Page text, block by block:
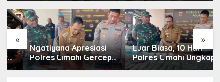
« »
Ngatiyana Apresiasi
Polres Cimahi Gercep
Sita Setengah Juta
Luar Biasa, 10 Hari
Polres Cimahi Ungkap
Puluhan Kasus dan Sita